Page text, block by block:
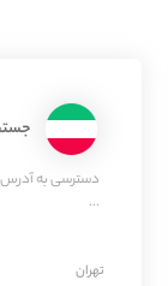
دسترسی به
...
تهران